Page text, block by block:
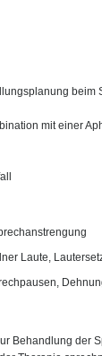
beim
mit einer
Laute,
Behandlung der